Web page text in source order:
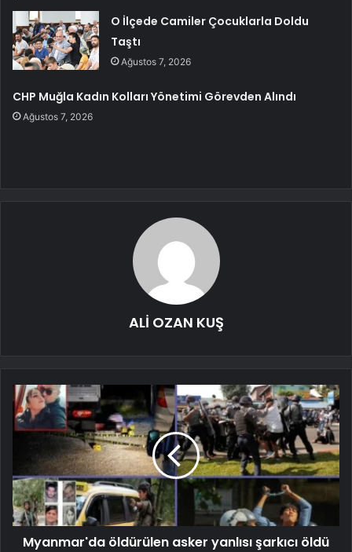
O İlçede Camiler Çocuklarla Doldu
Taştı
Ağustos 7, 2026
CHP Muğla Kadın Kolları Yönetimi Görevden Alındı
Ağustos 7, 2026
ALİ OZAN KUŞ
Myanmar'da öldürülen asker yanlısı şarkıcı öldü